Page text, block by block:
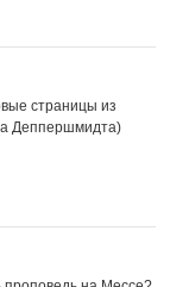
страницы из
Деппершмидта)